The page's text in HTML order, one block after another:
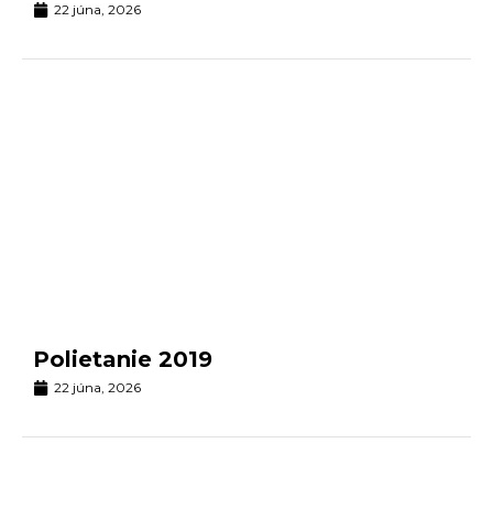
22 júna, 2026
Polietanie 2019
22 júna, 2026